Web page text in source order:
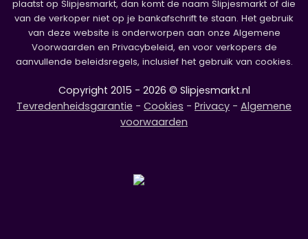
plaatst op Slipjesmarkt, dan komt de naam Slipjesmarkt of die
van de verkoper niet op je bankafschrift te staan. Het gebruik
van deze website is onderworpen aan onze Algemene
Voorwaarden en Privacybeleid, en voor verkopers de
aanvullende beleidsregels, inclusief het gebruik van cookies.
Copyright 2015 - 2026 © Slipjesmarkt.nl
Tevredenheidsgarantie - Cookies - Privacy - Algemene
voorwaarden